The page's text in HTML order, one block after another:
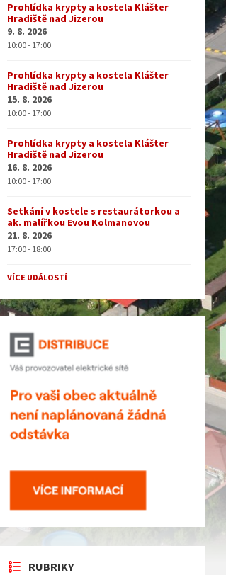
Prohlídka krypty a kostela Klášter
Hradiště nad Jizerou
9. 8. 2026
10:00 - 17:00
Prohlídka krypty a kostela Klášter
Hradiště nad Jizerou
15. 8. 2026
10:00 - 17:00
Prohlídka krypty a kostela Klášter
Hradiště nad Jizerou
16. 8. 2026
10:00 - 17:00
Setkání v kostele s restaurátorkou a
ak. malířkou Evou Kolmanovou
21. 8. 2026
17:00 - 18:00
VÍCE UDÁLOSTÍ
RUBRIKY